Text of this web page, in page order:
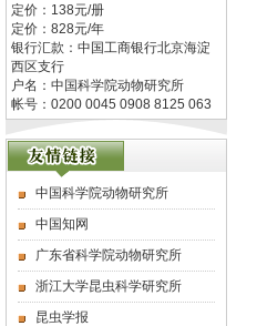
定价： 138元/册
定价： 828元/年
银行汇款：中国工商银行北京海淀
西区支行
户名：中国科学院动物研究所
帐号：0200 0045 0908 8125 063
中国科学院动物研究所
中国知网
广东省科学院动物研究所
浙江大学昆虫科学研究所
昆虫学报